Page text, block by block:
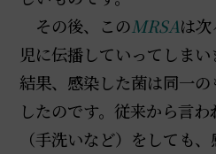
その後、このMRSAは次
児に伝播していってしま
結果、感染した菌は同一
したのです。従来から言
（手洗いなど）をしても